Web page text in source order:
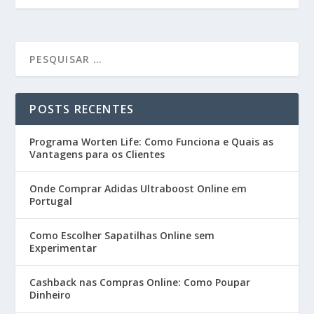
POSTS RECENTES
Programa Worten Life: Como Funciona e Quais as
Vantagens para os Clientes
Onde Comprar Adidas Ultraboost Online em
Portugal
Como Escolher Sapatilhas Online sem
Experimentar
Cashback nas Compras Online: Como Poupar
Dinheiro